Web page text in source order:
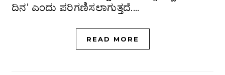
ದಿನ’ ಎಂದು ಪರಿಗಣಿಸಲಾಗುತ್ತದೆ.…
READ MORE